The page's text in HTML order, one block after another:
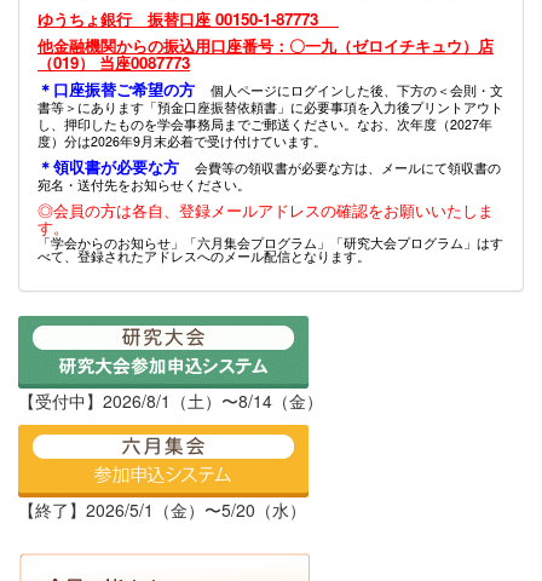
ゆうちょ銀行 振替口座 00150-1-87773
他金融機関からの振込用口座番号：〇一九（ゼロイチキュウ）店
（019） 当座0087773
＊口座振替ご希望の方
個人ページにログインした後、下方の＜会則・文
書等＞にあります「預金口座振替依頼書」に必要事項を入力後プリントアウト
し、押印したものを学会事務局までご郵送ください。なお、次年度（2027年
度）分は2026年9月末必着で受け付けています。
＊領収書が必要な方
会費等の領収書が必要な方は、メールにて領収書の
宛名・送付先をお知らせください。
◎会員の方は各自、登録メールアドレスの確認をお願いいたしま
す。
「学会からのお知らせ」「六月集会プログラム」「研究大会プログラム」はす
べて、登録されたアドレスへのメール配信となります。
【受付中】2026/8/1（土）〜8/14（金）
【終了】2026/5/1（金）〜5/20（水）